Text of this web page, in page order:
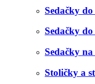
Sedačky
Sedačky
Sedačky
Stoličky a